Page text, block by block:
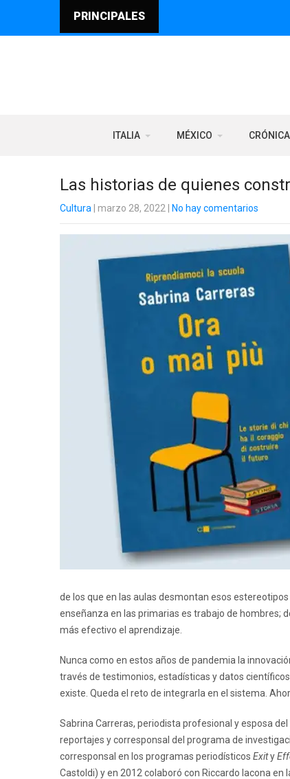
PRINCIPALES
ITALIA MÉXICO CRÓNICA
Las historias de quienes
Cultura | marzo 28, 2022 No hay comentarios
de los que en las aulas desmontan esos
enseñanza en las primarias es trabajo de hombres;
más efectivo el aprendizaje.
Nunca como en estos años de pandemia la
través de testimonios, estadísticas y datos
existe. Queda el reto de integrarla en el sistema.
Sabrina Carreras, periodista profesional y esposa
reportajes y corresponsal del programa de
corresponsal en los programas periodísticos Exity
Castoldi) y en 2012 colaboró ​​con Riccardo Iacona en